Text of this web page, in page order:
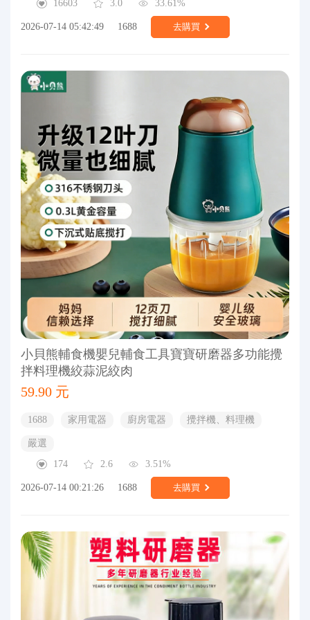
16603 3.0 33.61%
2026-07-14 05:42:49 1688 去購買
小貝熊輔食機嬰兒輔食工具寶寶研磨器多功能攪
拌料理機絞蒜泥絞肉
59.90 元
1688 家用電器 廚房電器 攪拌機、料理機
嚴選
174
2.6 3.51%
2026-07-14 00:21:26 1688 去購買